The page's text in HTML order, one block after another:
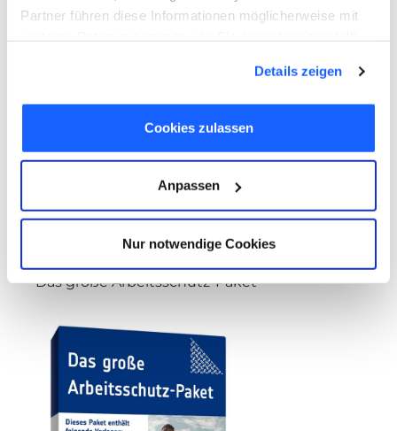
Partner führen diese Informationen möglicherweise mit
gesammelt haben. Sie geben Einwilligung zu unseren
Cookies, wenn Sie unsere Webseite weiterhin nutzen.
Details zeigen
Cookies zulassen
Anpassen
Nur notwendige Cookies
Das große Arbeitsschutz-Paket